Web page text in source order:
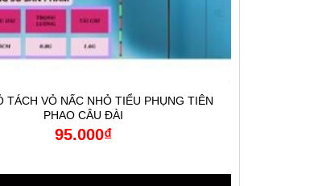
TÁCH VỎ NẤC NHỎ TIỂU PHỤNG TIÊN
PHAO CÂU ĐÀI
95.000₫